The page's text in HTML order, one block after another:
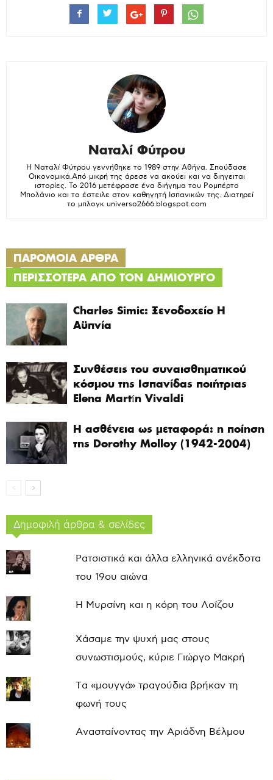
Ναταλί Φύτρου
Η Ναταλί Φύτρου γεννήθηκε το 1989 στην Αθήνα. Σπούδασε
Οικονομικά.Από μικρή της άρεσε να ακούει και να διηγειται
ιστορίες. To 2016 μετέφρασε ένα διήγημα του Ρομπέρτο
Μπολάνιο και το έστειλε στον καθηγητή Ισπανικών της. Διατηρεί
το μπλογκ universo2666.blogspot.com
ΠΑΡΟΜΟΙΑ ΑΡΘΡΑ
ΠΕΡΙΣΣΟΤΕΡΑ ΑΠΟ ΤΟΝ ΔΗΜΙΟΥΡΓΟ
Charles Simic: Ξενοδοχείο Η
Αϋπνία
Συνθέσεις του συναισθηματικού
κόσμου της Ισπανίδας ποιήτριας
Elena Martín Vivaldi
Η ασθένεια ως μεταφορά: η ποίηση
της Dorothy Molloy (1942-2004)
Δημοφιλή άρθρα & σελίδες
Ρατσιστικά και άλλα ελληνικά ανέκδοτα
του 19ου αιώνα
Η Μυρσίνη και η κόρη του Λοΐζου
Χάσαμε την ψυχή μας στους
συνωστισμούς, κύριε Γιώργο Μακρή
Τα «μουγγά» τραγούδια βρήκαν τη
φωνή τους
Ανασταίνοντας την Αριάδνη Βέλμου